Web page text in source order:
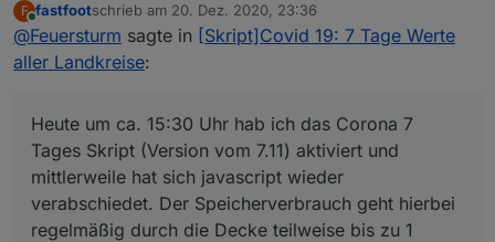
Stunden die javascript Instanz ohne erkennbare
Fehler im Log abstürzt.
In den letzten Tagen hab ich angefagen alle
Heute um ca. 15:30 Uhr hab ich das Corona 7
Tages Skript (Version vom 7.11) aktiviert und
mittlerweile hat sich javascript wieder
verabschiedet. Der Speicherverbrauch geht
hierbei regelmäßig durch die Decke teilweise bis
zu 1 GByte für die Instanz.
Sieht jemand bei sich das gleiche Verhalten?
@fastfootWelche Javascript Version nutzt du?
F
Online
fastfootschrieb am 20. Dez. 2020, 23:36
zuletzt editiert von
@Feuersturm sagte in [Skript]Covid 19: 7 Tage Werte
aller Landkreise:
Heute um ca. 15:30 Uhr hab ich das Corona 7
Tages Skript (Version vom 7.11) aktiviert und
mittlerweile hat sich javascript wieder
verabschiedet. Der Speicherverbrauch geht hierbei
regelmäßig durch die Decke teilweise bis zu 1